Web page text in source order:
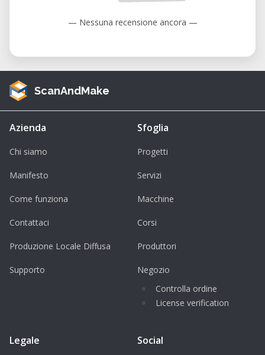
— Nessuna recensione ancora —
ScanAndMake
Azienda
Chi siamo
Manifesto
Come funziona
Contattaci
Produzione Locale Diffusa
Supporto
Sfoglia
Progetti
Servizi
Macchine
Corsi
Produttori
Negozio
Controlla ordine
License verification
Legale Social